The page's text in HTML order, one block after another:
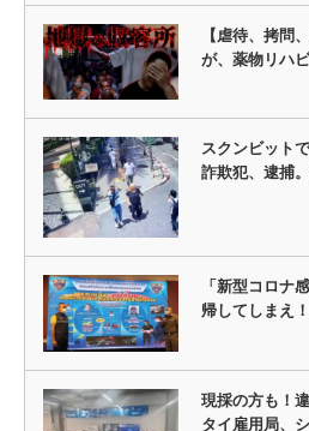
【虐待、拷問
が、薬物リハ
スクンビット
詐欺犯、逮捕
「新型コロナ
帰してしまえ
現採の方も！
タイ雇用局、